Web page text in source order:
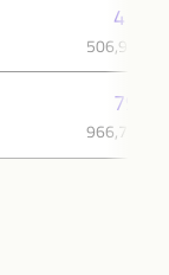
419
506,99 Kč
799
966,79 Kč